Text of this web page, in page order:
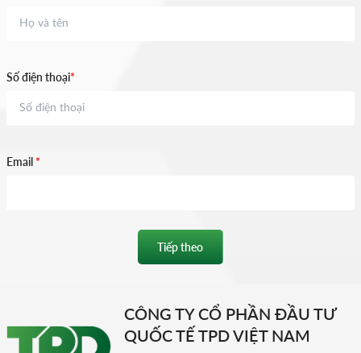
Số điện thoại*
Email *
Tiếp theo
CÔNG TY CỔ PHẦN ĐẦU TƯ
QUỐC TẾ TPD VIỆT NAM